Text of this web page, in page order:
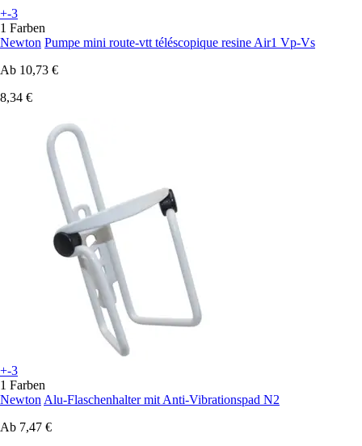
+-3
1 Farben
Newton Pumpe mini route-vtt téléscopique resine Air1 Vp-Vs
Ab 10,73 €
8,34 €
+-3
1 Farben
Newton Alu-Flaschenhalter mit Anti-Vibrationspad N2
Ab 7,47 €